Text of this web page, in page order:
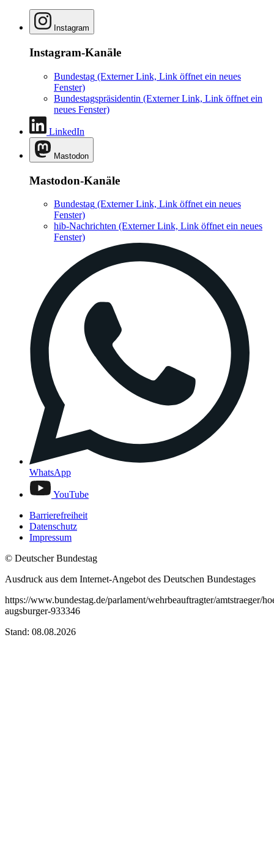
Instagram
Instagram-Kanäle
Bundestag (Externer Link, Link öffnet ein neues
Fenster)
Bundestagspräsidentin (Externer Link, Link öffnet ein
neues Fenster)
LinkedIn
Mastodon
Mastodon-Kanäle
Bundestag (Externer Link, Link öffnet ein neues
Fenster)
hib-Nachrichten (Externer Link, Link öffnet ein neues
Fenster)
WhatsApp
YouTube
Barrierefreiheit
Datenschutz
Impressum
© Deutscher Bundestag
Ausdruck aus dem Internet-Angebot des Deutschen Bundestages
https://www.bundestag.de/parlament/wehrbeauftragter/amtstraeger/
augsburger-933346
Stand: 08.08.2026